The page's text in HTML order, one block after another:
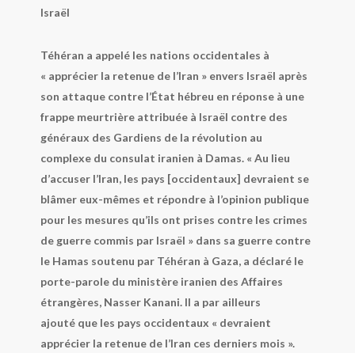
Israël
Téhéran a appelé les nations occidentales à
« apprécier la retenue de l’Iran » envers Israël après
son attaque contre l’État hébreu en réponse à une
frappe meurtrière attribuée à Israël contre des
généraux des Gardiens de la révolution au
complexe du consulat iranien à Damas. « Au lieu
d’accuser l’Iran, les pays [occidentaux] devraient se
blâmer eux-mêmes et répondre à l’opinion publique
pour les mesures qu’ils ont prises contre les crimes
de guerre commis par Israël » dans sa guerre contre
le Hamas soutenu par Téhéran à Gaza, a déclaré le
porte-parole du ministère iranien des Affaires
étrangères, Nasser Kanani. Il a par ailleurs
ajouté que les pays occidentaux « devraient
apprécier la retenue de l’Iran ces derniers mois ».